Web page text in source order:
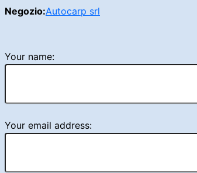
Negozio:Autocarp srl
Your name:
Your email address: